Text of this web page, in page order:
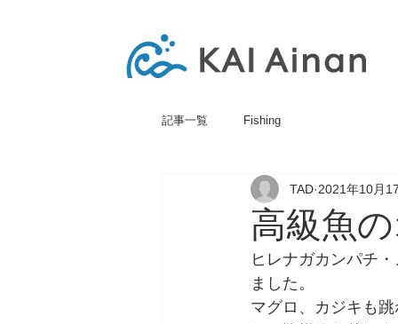
記事一覧 Fishing
高級魚
TAD 2021年10月
ヒレナガカンパチ
ました。
マグロ、カジキも